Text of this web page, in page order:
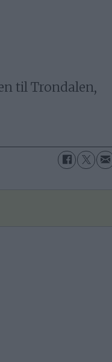
til Trondalen,